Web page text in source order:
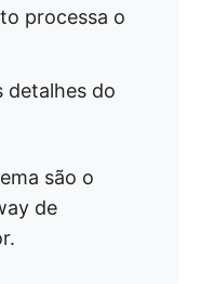
processa o
detalhes do
são o
de